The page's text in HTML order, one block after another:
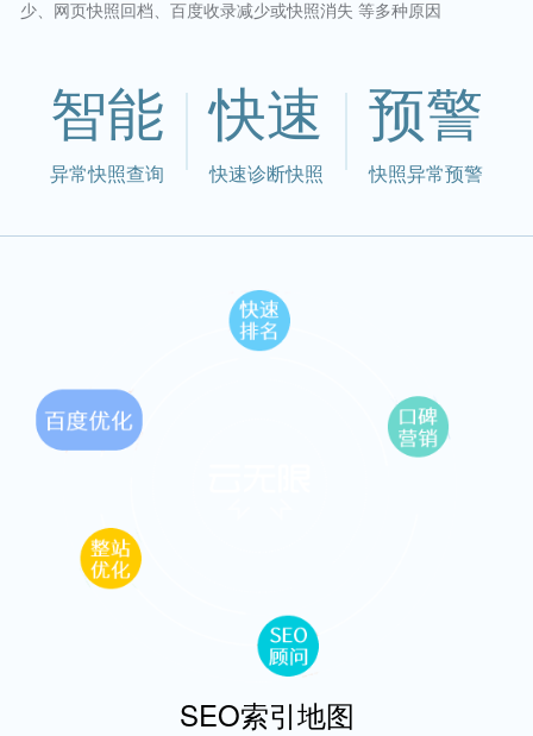
少、网页快照回档、百度收录减少或快照消失 等多种原因
智能
异常快照查询
快速
快速诊断快照
预警
快照异常预警
SEO索引地图